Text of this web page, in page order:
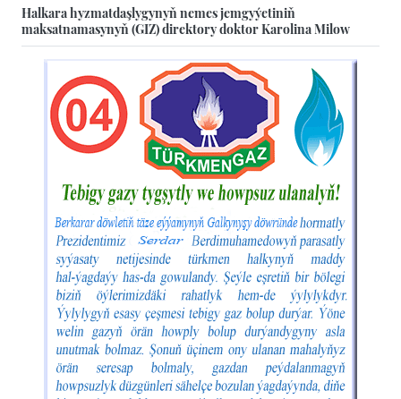
Halkara hyzmatdaşlygynyň nemes jemgyýetiniň
maksatnamasynyň (GIZ) direktory doktor Karolina Milow